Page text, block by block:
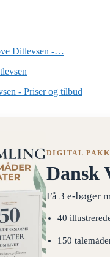
Ditlevsen -…
- Priser og tilbud
DIGITAL
Dansk
Få 3 e-bøger
40
150